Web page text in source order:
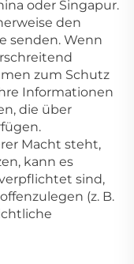
oder Singapur.
den
senden. Wenn
zum Schutz
Informationen
die über
Macht steht,
kann es
sind,
(z. B.